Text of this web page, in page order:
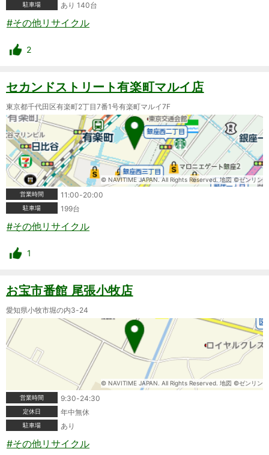
駐車場 あり 140台
#その他リサイクル
2
セカンドストリート有楽町マルイ店
東京都千代田区有楽町2丁目7番1号有楽町マルイ7F
© NAVITIME JAPAN. All Rights Reserved. 地図 ©ゼンリン
営業時間
11:00-20:00
駐車場 199台
#その他リサイクル
1
お宝市番館 尾張小牧店
愛知県小牧市堀の内3-24
© NAVITIME JAPAN. All Rights Reserved. 地図 ©ゼンリン
営業時間
9:30-24:30
定休日 年中無休
駐車場 あり
#その他リサイクル